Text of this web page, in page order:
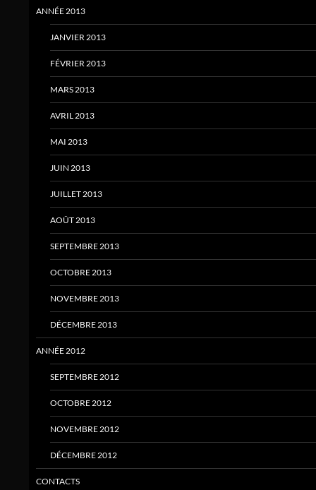
ANNÉE 2013
JANVIER 2013
FÉVRIER 2013
MARS 2013
AVRIL 2013
MAI 2013
JUIN 2013
JUILLET 2013
AOÛT 2013
SEPTEMBRE 2013
OCTOBRE 2013
NOVEMBRE 2013
DÉCEMBRE 2013
ANNÉE 2012
SEPTEMBRE 2012
OCTOBRE 2012
NOVEMBRE 2012
DÉCEMBRE 2012
CONTACTS